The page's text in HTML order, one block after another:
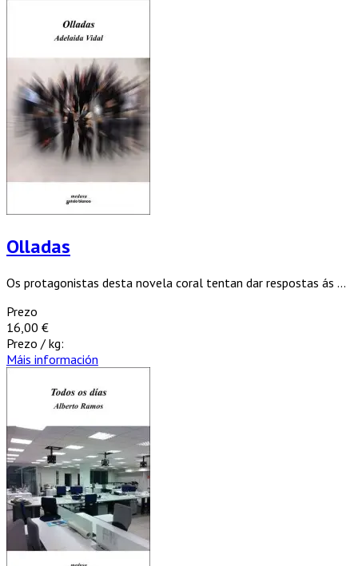
Olladas
Os protagonistas desta novela coral tentan dar respostas ás ...
Prezo
16,00 €
Prezo / kg:
Máis información